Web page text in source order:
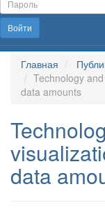
Войти
Главная
Technology
data amounts
data